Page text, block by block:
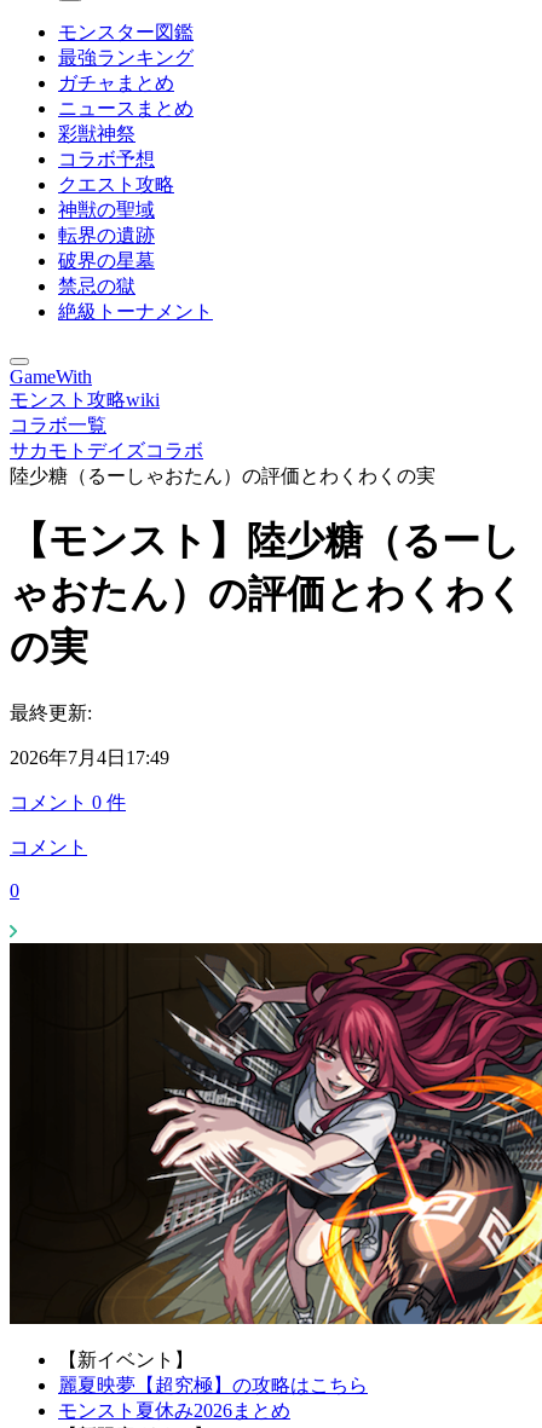
モンスター図鑑
最強ランキング
ガチャまとめ
ニュースまとめ
彩獣神祭
コラボ予想
クエスト攻略
神獣の聖域
転界の遺跡
破界の星墓
禁忌の獄
絶級トーナメント
GameWith
モンスト攻略wiki
コラボ一覧
サカモトデイズコラボ
陸少糖（るーしゃおたん）の評価とわくわくの実
【モンスト】陸少糖（るーし
ゃおたん）の評価とわくわく
の実
最終更新:
2026年7月4日17:49
コメント 0 件
コメント
0
【新イベント】
麗夏映夢【超究極】の攻略はこちら
モンスト夏休み2026まとめ